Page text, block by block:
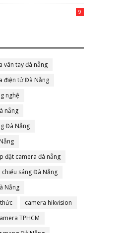
9
vân tay đà nẵng
điện tử Đà Nẵng
nghệ
nẵng
Đà Nẵng
đặt camera đà nẵng
chiếu sáng Đà Nẵng
Nẵng
camera hikvision
TPHCM